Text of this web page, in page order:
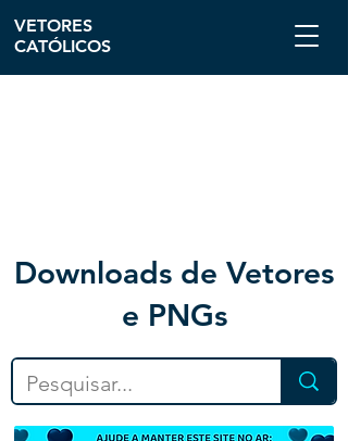
Downloads de Vetores
e PNGs
VETORES
CATÓLICOS